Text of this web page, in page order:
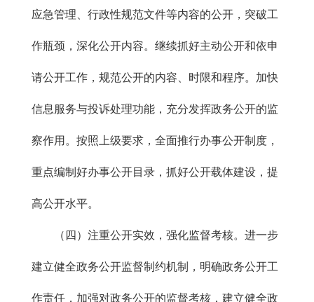
应急管理、行政性规范文件等内容的公开，突破工
作瓶颈，深化公开内容。继续抓好主动公开和依申
请公开工作，规范公开的内容、时限和程序。加快
信息服务与投诉处理功能，充分发挥政务公开的监
察作用。按照上级要求，全面推行办事公开制度，
重点编制好办事公开目录，抓好公开载体建设，提
高公开水平。
（四）注重公开实效，强化监督考核。进一步
建立健全政务公开监督制约机制，明确政务公开工
作责任，加强对政务公开的监督考核，建立健全政